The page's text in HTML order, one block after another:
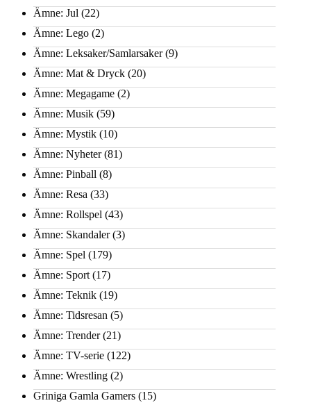
Ämne: Jul (22)
Ämne: Lego (2)
Ämne: Leksaker/Samlarsaker(9)
Ämne: Mat & Dryck (20)
Ämne: Megagame (2)
Ämne: Musik (59)
Ämne: Mystik (10)
Ämne: Nyheter(81)
Ämne: Pinball (8)
Ämne: Resa (33)
Ämne: Rollspel (43)
Ämne: Skandaler(3)
Ämne: Spel (179)
Ämne: Sport (17)
Ämne: Teknik (19)
Ämne: Tidsresan (5)
Ämne: Trender(21)
Ämne: TV-serie (122)
Ämne: Wrestling (2)
Griniga Gamla Gamers (15)